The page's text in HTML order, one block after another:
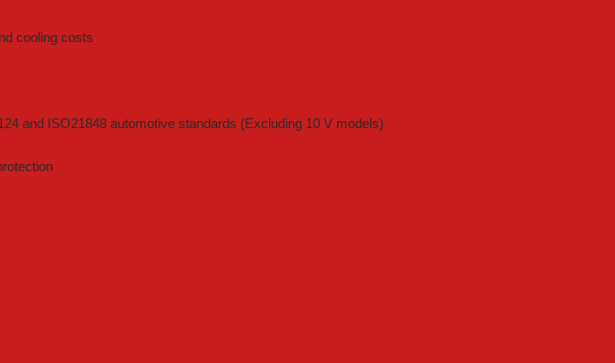
cooling costs
and ISO21848 automotive standards (Excluding 10 V models)